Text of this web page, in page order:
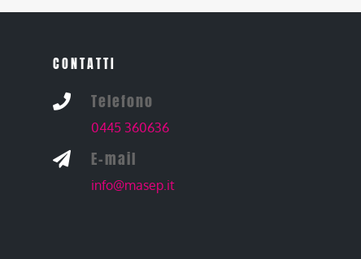
CONTATTI
 Telefono
0445 360636
 E-mail
info@masep.it